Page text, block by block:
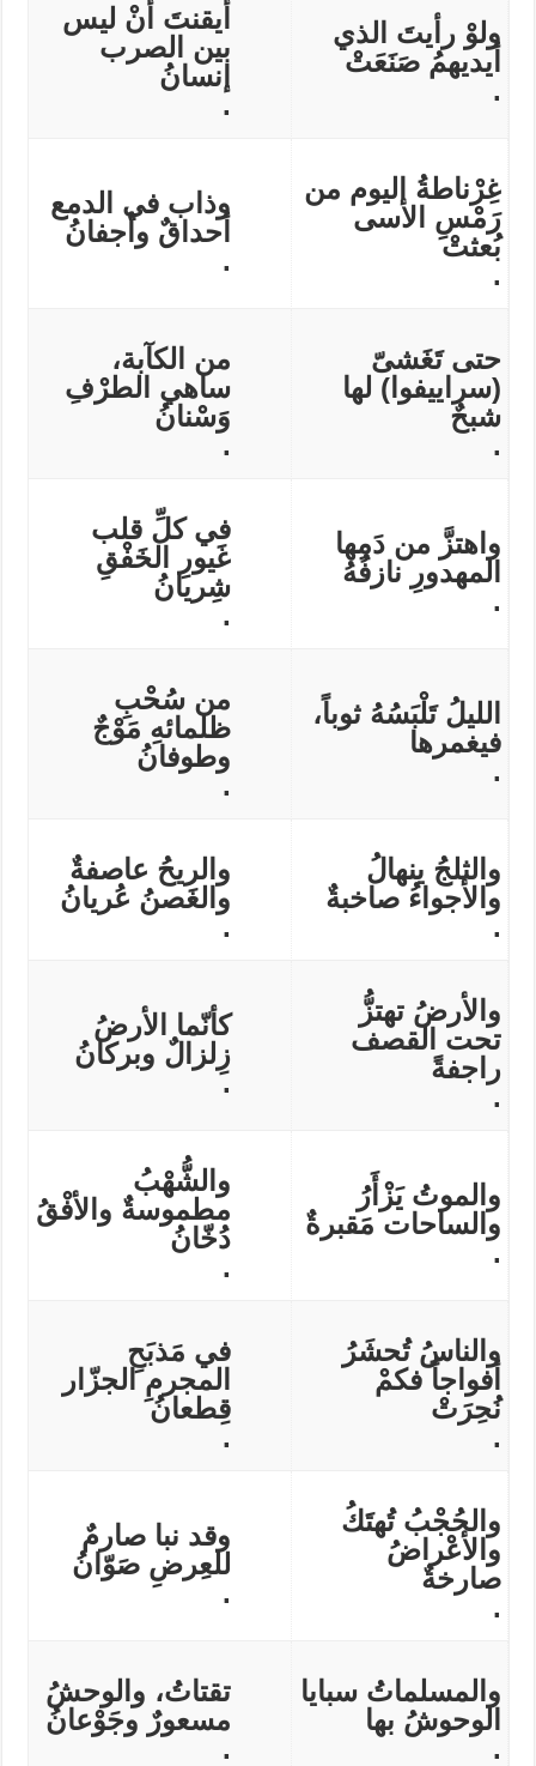
ولوْ رأيتَ الذي
أيديهمُ صَنَعَتْ
.
أيقنتَ أنْ ليس
بين الصرب
إنسانُ
.
غِرْناطةُ اليوم من
رَمْسِ الأسى
بُعثتْ
.
وذاب في الدمع
أحداقٌ وأجفانُ
.
حتى تَغَشىّ
(سراييفوا) لها
شبحٌ
.
من الكآبة،
ساهي الطرْفِ
وَسْنانُ
.
واهتزَّ من دَمِها
المهدورِ نازفُهُ
.
في كلِّ قلب
غَيورِ الخَفْقِ
شِريانُ
.
الليلُ تَلْبَسُهُ ثوباً،
فيغمرها
.
من سُحْبِ
ظلمائهِ مَوْجٌ
وطوفانُ
.
والثلجُ ينهالُ
والأجواءُ صاخبةٌ
.
والريحُ عاصفةٌ
والغَصنُ عُريانُ
.
والأرضُ تهتزُّ
تحت القصف
راجفةً
.
كأنّما الأرضُ
زِلزالٌ وبركانُ
.
والموتُ يَزْأَرُ
والساحات مَقبرةٌ
.
والشُّهْبُ
مطموسةٌ والأفْقُ
دُخّانُ
.
والناسُ تُحشَرُ
أفواجاً فكمْ
نُحِرَتْ
.
في مَذبَحِ
المجرمِ الجزّار
قِطعانُ
.
والحُجْبُ تُهتَكُ
والأعْراضُ
صارخةٌ
.
وقد نبا صارمٌ
للعِرضِ صَوّانُ
.
والمسلماتُ سبايا
الوحوشُ بها
.
تقتاتُ، والوحشُ
مسعورٌ وجَوْعانُ
.